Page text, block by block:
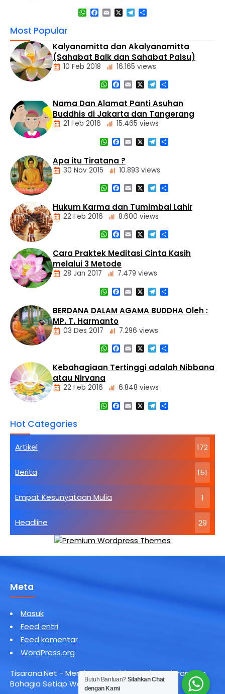
November 2024 – Perkumpulan Guru Agama Buddha
Musyawarah Daerah (MUSDA) I pemilihan dan
pembentukan pengurus sekaligus melaksanakan
pelantikan pengurus baru untuk periode 2024-2027.
Kegiatan ini diselenggarakan di Vihara Dharma Wijaya,
…
WhatsApp
Facebook
Email
X Telegram
Most Popular
Kalyanamitta dan Akalyanamitta
(Sahabat Baik dan Sahabat Palsu)
10 Feb 2018 16.165 views
WhatsApp
Facebook
Email
X Telegram
Share
Tempat
Buddhis
Berita
Daerah
Nasional
Panti
Asuhan
Nama Dan Alamat Panti Asuhan
Buddhis di Jakarta dan Tangerang
21 Feb 2016 15.465 views
WhatsApp
Facebook
Email
X Telegram
Share
Dasar
Agama
Buddha
Tiga
Mustika
Apa itu Tiratana ?
30 Nov 2015 10.893 views
WhatsApp
Facebook
Email
X Telegram
Share
Artikel
Dasar
Agama
Buddha
Hukum
dan
Tumimbal-
lahir
Hukum Karma dan Tumimbal Lahir
22 Feb 2016 8.600 views
WhatsApp
Facebook
Email
X Telegram
Share
Meditasi
Cara Praktek Meditasi Cinta Kasih
melalui 3 Metode
28 Jan 2017 7.479 views
WhatsApp
Facebook
Email
X Telegram
Share
BERDANA DALAM AGAMA BUDDHA Oleh :
MP. T. Harmanto
03 Des 2017 7.296 views
WhatsApp
Facebook
Email
X Telegram
Share
Dasar
Agama
Buddha
Kebahagiaan
Kebahagiaan Tertinggi adalah Nibbana
atau Nirvana
22 Feb 2016 6.848 views
WhatsApp
Facebook
Email
X Telegram
Share
Hot Categories
Artikel 172
Berita 151
Empat Kesunyataan Mulia 1
Headline 29
Meta
Masuk
Feed entri
Feed komentar
WordPress.org
Tisarana.Net - Membangun Hidup Berkesadaran dan
Bahagia Setiap WaktuButuh Bantuan? Silahkan Chat
dengan Kami